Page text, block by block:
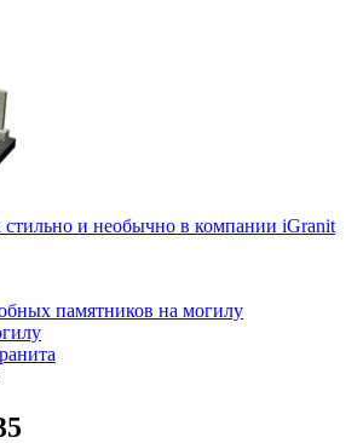
и необычно в компании iGranit
памятников на могилу